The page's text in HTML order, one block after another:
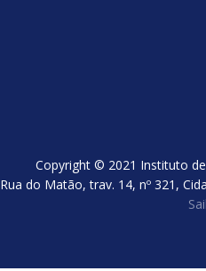
Copyright © 2021 Instituto
Rua do Matão, trav. 14, nº 321,